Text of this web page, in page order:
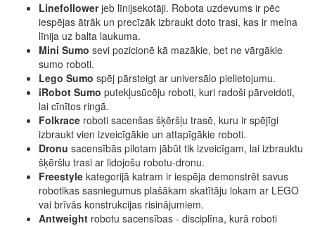
Linefollowerjeb līnijsekotāji. Robota uzdevums ir pēc
iespējas ātrāk un precīzāk izbraukt doto trasi, kas ir melna
līnija uz balta laukuma.
Mini Sumo sevi pozicionē kā mazākie, bet ne vārgākie
sumo roboti.
Lego Sumo spēj pārsteigt ar universālo pielietojumu.
iRobot Sumo putekļusūcēju roboti, kuri radoši pārveidoti,
lai cīnītos ringā.
Folkrace roboti sacenšas šķēršļu trasē, kuru ir spējīgi
izbraukt vien izveicīgākie un attapīgākie roboti.
Dronu sacensībās pilotam jābūt tik izveicīgam, lai izbrauktu
šķēršlu trasi ar lidojošu robotu-dronu.
Freestyle kategorijā katram ir iespēja demonstrēt savus
robotikas sasniegumus plašākam skatītāju lokam ar LEGO
vai brīvās konstrukcijas risinājumiem.
Antweight robotu sacensības - disciplīna, kurā roboti